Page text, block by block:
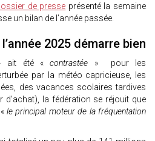
de presse présenté la semaine
un bilan de l’année passée.
2025 démarre bien
ait été «contrastée » pour les
par la météo capricieuse, les
des vacances scolaires tardives
la fédération se réjouit que
le principal moteur de la fréquentation